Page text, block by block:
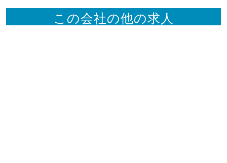
この会社の他の求人